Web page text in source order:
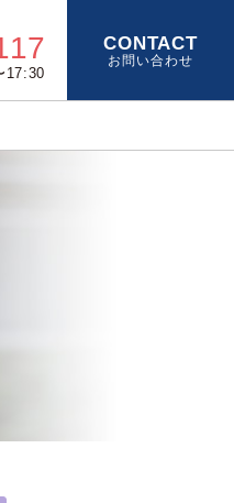
17:30
CONTACT
お問い合わせ